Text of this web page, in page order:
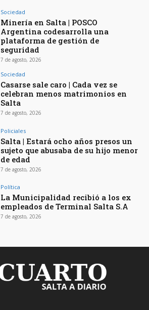
Sociedad
Minería en Salta | POSCO
Argentina codesarrolla una
plataforma de gestión de
seguridad
7 de agosto, 2026
Sociedad
Casarse sale caro | Cada vez se
celebran menos matrimonios en
Salta
7 de agosto, 2026
Policiales
Salta | Estará ocho años presos un
sujeto que abusaba de su hijo menor
de edad
7 de agosto, 2026
Política
La Municipalidad recibió a los ex
empleados de Terminal Salta S.A
7 de agosto, 2026